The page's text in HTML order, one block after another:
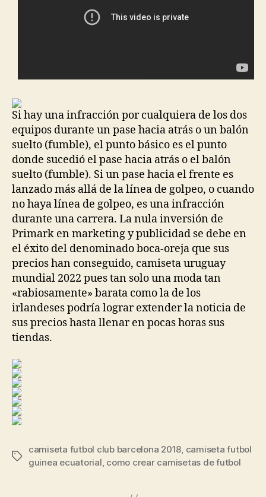
Si hay una infracción por cualquiera de los dos
equipos durante un pase hacia atrás o un balón
suelto (fumble), el punto básico es el punto
donde sucedió el pase hacia atrás o el balón
suelto (fumble). Si un pase hacia el frente es
lanzado más allá de la línea de golpeo, o cuando
no haya línea de golpeo, es una infracción
durante una carrera. La nula inversión de
Primark en marketing y publicidad se debe en
el éxito del denominado boca-oreja que sus
precios han conseguido, camiseta uruguay
mundial 2022 pues tan solo una moda tan
«rabiosamente» barata como la de los
irlandeses podría lograr extender la noticia de
sus precios hasta llenar en pocas horas sus
tiendas.
Etiquetas
camiseta futbol club barcelona 2018 camiseta futbol
guinea ecuatorial como crear camisetas de futbol